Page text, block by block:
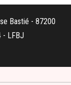
Bastié - 87200
- LFBJ